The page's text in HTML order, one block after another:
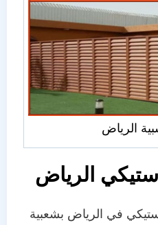
الرياض
الرياض
في الرياض بشعبية